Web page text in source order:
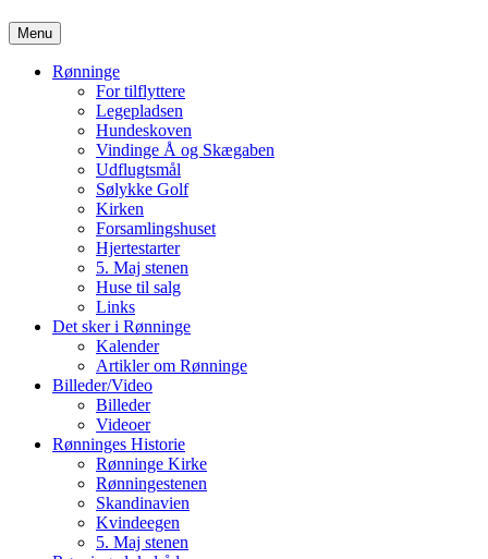
Menu Hop
til
indhold
Rønninge
For tilflyttere
Legepladsen
Hundeskoven
Vindinge Å og Skægaben
Udflugtsmål
Sølykke Golf
Kirken
Forsamlingshuset
Hjertestarter
5. Maj stenen
Huse til salg
Links
Det sker i Rønninge
Kalender
Artikler om Rønninge
Billeder/Video
Billeder
Videoer
Rønninges Historie
Rønninge Kirke
Rønningestenen
Skandinavien
Kvindeegen
5. Maj stenen